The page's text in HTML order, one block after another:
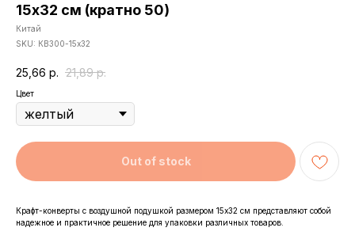
15х32 см (кратно 50)
Китай
SKU: КВ300-15х32
25,66 р. 21,89 р.
Цвет
Out of stock
Крафт-конверты с воздушной подушкой размером 15х32 см представляют собой
надежное и практичное решение для упаковки различных товаров.